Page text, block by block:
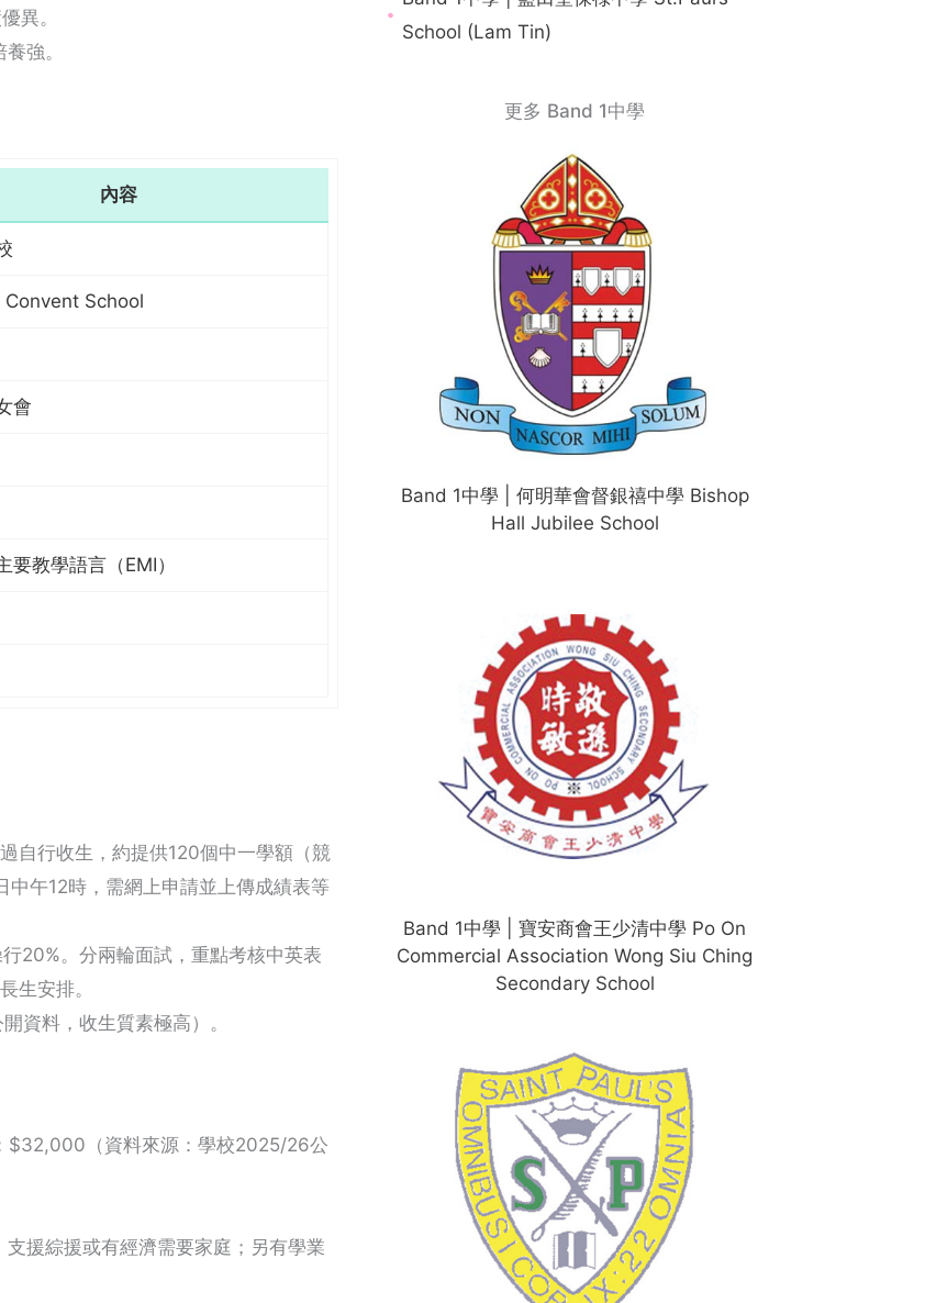
異。
強。
內容
Convent School
會
要教學語言（EMI）
自行收生，約提供120個中一學額（競
午12時，需網上申請並上傳成績表等
20%。分兩輪面試，重點考核中英表
生安排。
資料，收生質素極高）。
$32,000（資料來源：學校2025/26公
援綜援或有經濟需要家庭；另有學業
School (Lam Tin)
更多 Band 1中學
Band 1中學 | 何明華會督銀禧中學 Bishop
Hall Jubilee School
Band 1中學 | 寶安商會王少清中學 Po On
Commercial Association Wong Siu Ching
Secondary School